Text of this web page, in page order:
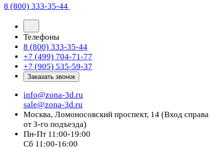
8 (800) 333-35-44
Телефоны
8 (800) 333-35-44
+7 (499) 704-71-77
+7 (905) 535-59-37
Заказать звонок
info@zona-3d.ru
sale@zona-3d.ru
Москва, Ломоносовский проспект, 14 (Вход справа
от 3-го подъезда)
Пн-Пт 11:00-19:00
Сб 11:00-16:00